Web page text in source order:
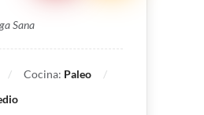
Sana
Cocina: Paleo